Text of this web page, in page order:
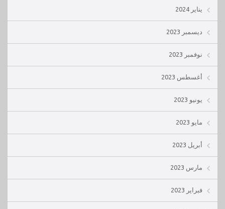
يناير 2024
ديسمبر 2023
نوفمبر 2023
أغسطس 2023
يونيو 2023
مايو 2023
أبريل 2023
مارس 2023
فبراير 2023